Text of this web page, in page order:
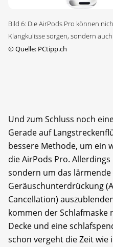
Bild 6: Die AirPods Pro können
Klangkulisse sorgen, sondern
©Quelle: PCtipp.ch
Und zum Schluss noch
Gerade auf
bessere Methode, um ein
die AirPods Pro.
sondern um das
Geräuschunterdrückung
Cancellation)
kommen der Schlafmaske
Decke und eine
schon vergeht die Zeit wie